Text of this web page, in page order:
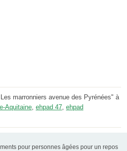
marronniers avenue des Pyrénées" à
Aquitaine, ehpad 47, ehpad
pour personnes âgées pour un repos